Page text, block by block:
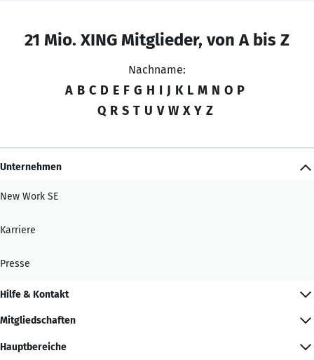
21 Mio. XING Mitglieder, von A bis Z
Nachname:
A B C D E F G H I J K L M N O P
Q R S T U V W X Y Z
Unternehmen
New Work SE
Karriere
Presse
Hilfe & Kontakt
Mitgliedschaften
Hauptbereiche